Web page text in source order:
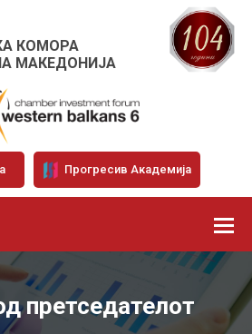
КОМОРА
МАКЕДОНИЈА
Прогресив Академија
претседателот